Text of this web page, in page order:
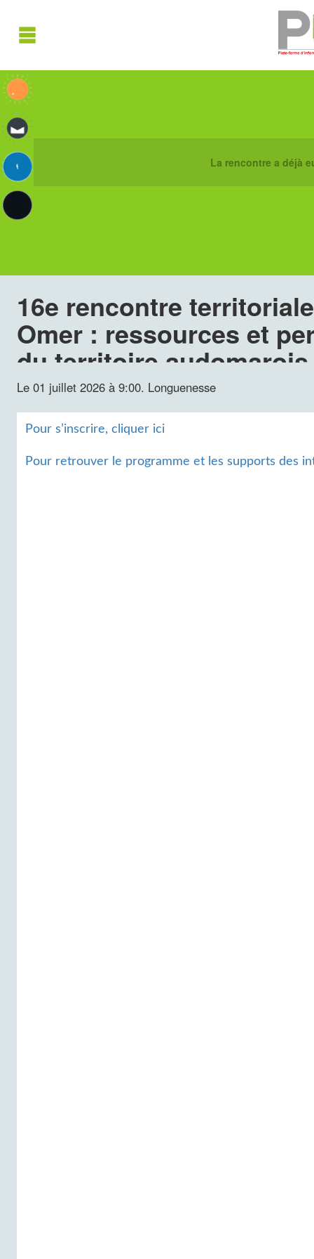
La rencontre a déjà
16e rencontre
Omer : ressources et
du territoire audomarois
Le 01 juillet 2026 à 9:00. Longuenesse
Pour s’inscrire, cliquer ici
Pour retrouver le programme et les supports des